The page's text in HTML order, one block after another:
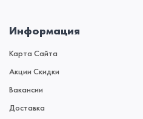
Информация
Карта Сайта
Акции Скидки
Вакансии
Доставка